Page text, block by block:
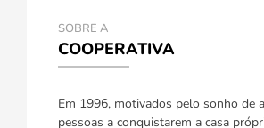
SOBRE A
COOPERATIVA
Em 1996, motivados pelo sonho de
pessoas a conquistarem a casa